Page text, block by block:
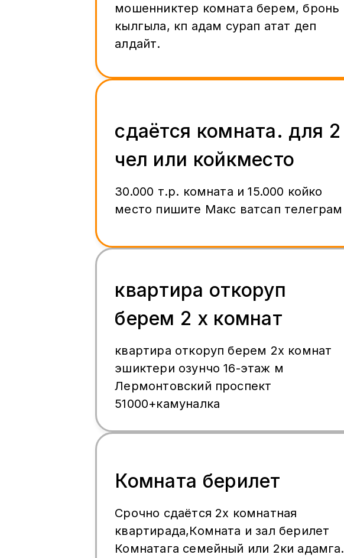
мошенниктер комната берем, бронь
кылгыла, көп адам сурап атат деп
алдайт.
сдаётся комната. для 2
чел или койкместо
30.000 т.р. комната и 15.000 койко
место пишите Макс ватсап телеграм
квартира откоруп
берем 2 х комнат
квартира откоруп берем 2х комнат
эшиктери озунчо 16-этаж м
Лермонтовский проспект
51000+камуналка
Комната берилет
Срочно сдаётся 2х комнатная
квартирада,Комната и зал берилет
Комнатага семейный или 2ки адамга.